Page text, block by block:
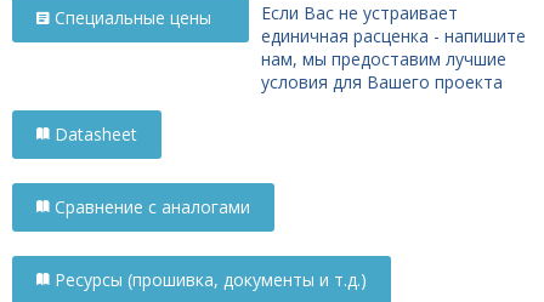
Специальные цены
Если Вас не устраивает
единичная расценка - напишите
нам, мы предоставим лучшие
условия для Вашего проекта
Datasheet
Сравнение с аналогами
Ресурсы (прошивка, документы и т.д.)